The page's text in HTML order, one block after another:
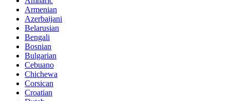
Armenian
Azerbaijani
Belarusian
Bengali
Bosnian
Bulgarian
Cebuano
Chichewa
Corsican
Croatian